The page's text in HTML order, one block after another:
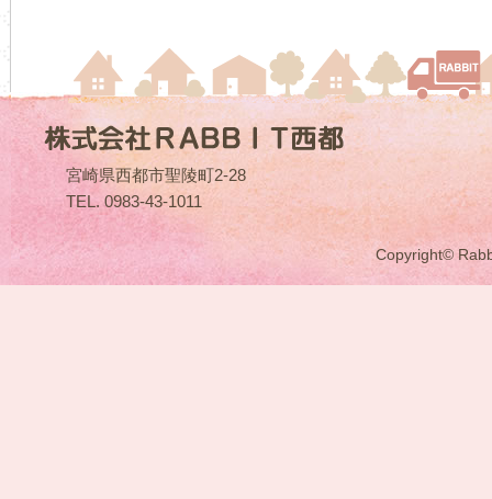
宮崎県西都市聖陵町2-28
TEL. 0983-43-1011
Copyright©